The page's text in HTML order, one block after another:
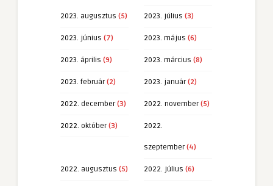
2023. augusztus (5) 2023. július (3)
2023. június (7) 2023. május (6)
2023. április (9) 2023. március (8)
2023. február(2) 2023. január(2)
2022. december(3) 2022. november(5)
2022. október(3) 2022.
szeptember(4)
2022. augusztus (5) 2022. július (6)